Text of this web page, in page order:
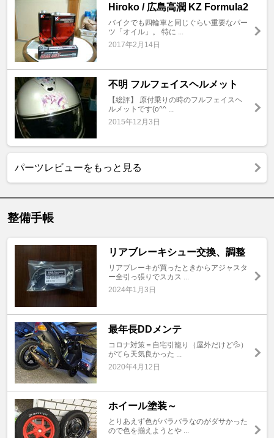
Hiroko / 広島高潤 KZ Formula2
バイクでも四輪車と同じぐらい重要なパー
ツ「オイル」。 特に ...
2017年2月14日
不明 フルフェイスヘルメット
【総評】 原付乗りの時のフルフェイスヘ
ルメットです(o^^ ...
2015年12月3日
パーツレビューをもっと見る
整備手帳
リアブレーキシュー交換、調整
リアブレーキが買ったときからアジャスタ
ー全引っ張りでスカス ...
2024年1月3日
最年長DDメンテ
コロナ対策＝自宅引籠り（屋外だけど💦）
がてら天気良かった ...
2020年4月12日
ホイール塗装～
とりあえず色がバラバラなのがダサかった
ので色を揃えようとや ...